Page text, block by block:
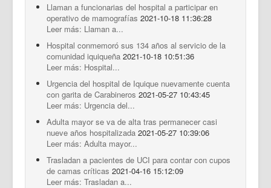
Llaman a funcionarias del hospital a participar en
operativo de mamografías 2021-10-18 11:36:28
Leer más: Llaman a...
Hospital conmemoró sus 134 años al servicio de la
comunidad iquiqueña 2021-10-18 10:51:36
Leer más: Hospital...
Urgencia del hospital de Iquique nuevamente cuenta
con garita de Carabineros 2021-05-27 10:43:45
Leer más: Urgencia del...
Adulta mayor se va de alta tras permanecer casi
nueve años hospitalizada 2021-05-27 10:39:06
Leer más: Adulta mayor...
Trasladan a pacientes de UCI para contar con cupos
de camas críticas 2021-04-16 15:12:09
Leer más: Trasladan a...